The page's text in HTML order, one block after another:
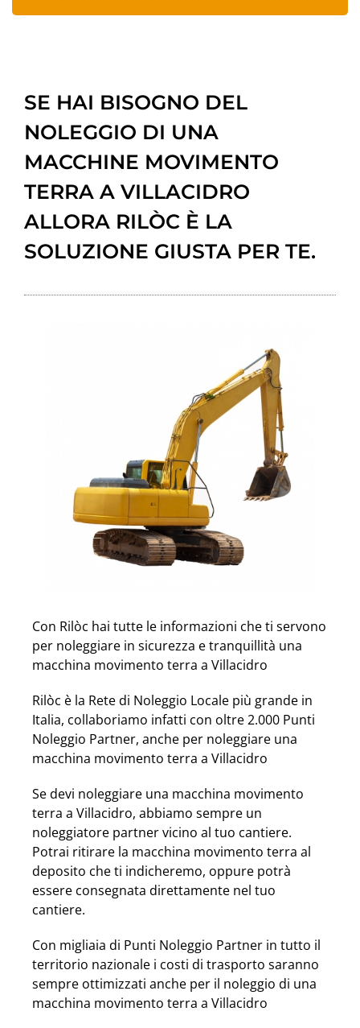
SE HAI BISOGNO DEL
NOLEGGIO DI UNA
MACCHINE MOVIMENTO
TERRA A VILLACIDRO
ALLORA RILÒC È LA
SOLUZIONE GIUSTA PER TE.
Con Rilòc hai tutte le informazioni che ti servono
per noleggiare in sicurezza e tranquillità una
macchina movimento terra a Villacidro
Rilòc è la Rete di Noleggio Locale più grande in
Italia, collaboriamo infatti con oltre 2.000 Punti
Noleggio Partner, anche per noleggiare una
macchina movimento terra a Villacidro
Se devi noleggiare una macchina movimento
terra a Villacidro, abbiamo sempre un
noleggiatore partner vicino al tuo cantiere.
Potrai ritirare la macchina movimento terra al
deposito che ti indicheremo, oppure potrà
essere consegnata direttamente nel tuo
cantiere.
Con migliaia di Punti Noleggio Partner in tutto il
territorio nazionale i costi di trasporto saranno
sempre ottimizzati anche per il noleggio di una
macchina movimento terra a Villacidro